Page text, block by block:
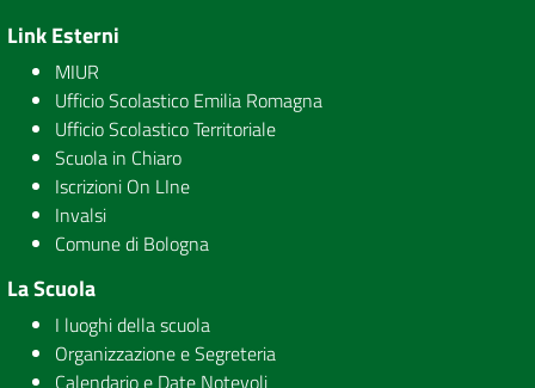
Link Esterni
MIUR
Ufficio Scolastico Emilia Romagna
Ufficio Scolastico Territoriale
Scuola in Chiaro
Iscrizioni On LIne
Invalsi
Comune di Bologna
La Scuola
I luoghi della scuola
Organizzazione e Segreteria
Calendario e Date Notevoli